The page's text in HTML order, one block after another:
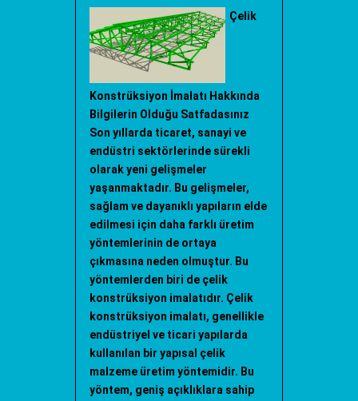
Çelik
Konstrüksiyon İmalatı Hakkında
Bilgilerin Olduğu Satfadasınız
Son yıllarda ticaret, sanayi ve
endüstri sektörlerinde sürekli
olarak yeni gelişmeler
yaşanmaktadır. Bu gelişmeler,
sağlam ve dayanıklı yapıların elde
edilmesi için daha farklı üretim
yöntemlerinin de ortaya
çıkmasına neden olmuştur. Bu
yöntemlerden biri de çelik
konstrüksiyon imalatıdır. Çelik
konstrüksiyon imalatı, genellikle
endüstriyel ve ticari yapılarda
kullanılan bir yapısal çelik
malzeme üretim yöntemidir. Bu
yöntem, geniş açıklıklara sahip